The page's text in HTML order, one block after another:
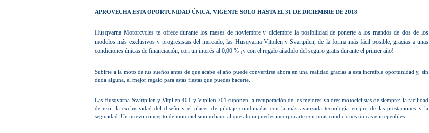
APROVECHA ESTA OPORTUNIDAD ÚNICA, VIGENTE SOLO HASTA EL 31 DE DICIEMBRE DE 2018
Husqvarna Motorcycles te ofrece durante los meses de noviembre y diciembre la posibilidad de ponerte a los mandos de dos de los
modelos más exclusivos y progresistas del mercado, las Husqvarna Vitpilen y Svartpilen, de la forma más fácil posible, gracias a unas
condiciones únicas de financiación, con un interés al 0,00 % ¡y con el regalo añadido del seguro gratis durante el primer año!
Subirte a la moto de tus sueños antes de que acabe el año puede convertirse ahora en una realidad gracias a esta increíble oportunidad y, sin
duda alguna, el mejor regalo para estas fiestas que puedes hacerte.
Las Husqvarna Svartpilen y Vitpilen 401 y Vitpilen 701 suponen la recuperación de los mejores valores motociclistas de siempre: la facilidad
de uso, la exclusividad del diseño y el placer de pilotaje combinadas con la más avanzada tecnología en pro de las prestaciones y la
seguridad. Un nuevo concepto de motociclismo urbano al que ahora puedes incorporarte con unas condiciones únicas e irrepetibles.